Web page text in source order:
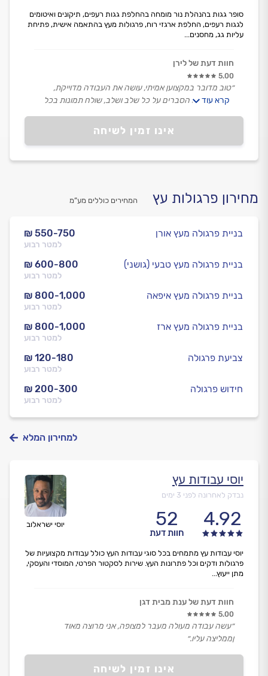
אינו זמין לשיחה
סופר גגות בהנהלת נור מומחה בהחלפת גגות רעפים, תיקונים ואיטומים
לגגות רעפים, החלפת ארגזי רוח, פרגולות מעץ בהתאמה אישית, פתיחת
עליות גג, מחסנים...
חוות דעת של לירן
5.00
״טוב מדובר במקצוען אמיתי, עושה את העבודה מדוייקת,
מקצועית, עם הסברים על כל שלב ושלב, שולח תמונות בכל
קרא עוד
מחירון פרגולות עץ המחירים כוללים מע”מ
₪ 550-750
למטר רבוע
בניית פרגולה מעץ אורן
₪ 600-800
למטר רבוע
בניית פרגולה מעץ טבעי (גושני)
₪ 800-1,000
למטר רבוע
בניית פרגולה מעץ איפאה
₪ 800-1,000
למטר רבוע
בניית פרגולה מעץ ארז
₪ 120-180
למטר רבוע
צביעת פרגולה
₪ 200-300
למטר רבוע
חידוש פרגולה
למחירון המלא
יוסי ישראלוב
יוסי עבודות עץ
נבדק לאחרונה לפני 3 ימים
4.92
52
חוות דעת
אינו זמין לשיחה
יוסי עבודות עץ מתמחים בכל סוגי עבודות העץ כולל עבודות מקצועיות של
פרגולות ודקים וכל פתרונות העץ. שירות לסקטור הפרטי, המוסדי והעסקי,
מתן ייעוץ...
חוות דעת של ענת מבית דגן
5.00
״עשה עבודה מעולה מעבר למצופה, אני מרוצה מאוד
ןממליצה עליו.״